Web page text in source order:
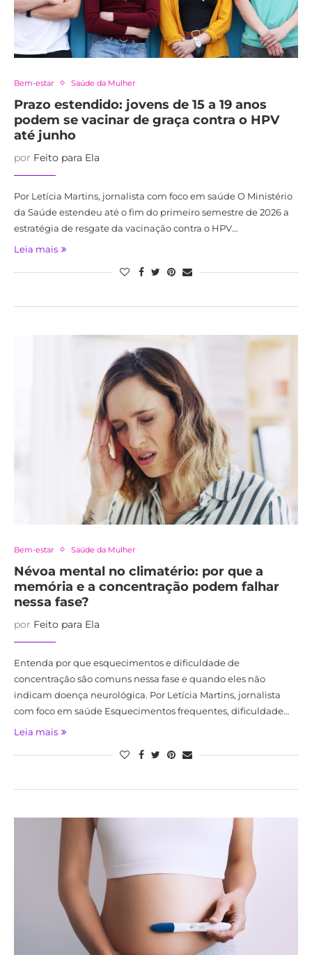
Bem-estar Saúde da Mulher
Prazo estendido: jovens de 15 a 19 anos
podem se vacinar de graça contra o HPV
até junho
por Feito para Ela
Por Letícia Martins, jornalista com foco em saúde O Ministério
da Saúde estendeu até o fim do primeiro semestre de 2026 a
estratégia de resgate da vacinação contra o HPV…
Leia mais
Bem-estar Saúde da Mulher
Névoa mental no climatério: por que a
memória e a concentração podem falhar
nessa fase?
por Feito para Ela
Entenda por que esquecimentos e dificuldade de
concentração são comuns nessa fase e quando eles não
indicam doença neurológica. Por Letícia Martins, jornalista
com foco em saúde Esquecimentos frequentes, dificuldade…
Leia mais